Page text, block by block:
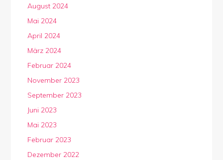
August 2024
Mai 2024
April 2024
März 2024
Februar 2024
November 2023
September 2023
Juni 2023
Mai 2023
Februar 2023
Dezember 2022